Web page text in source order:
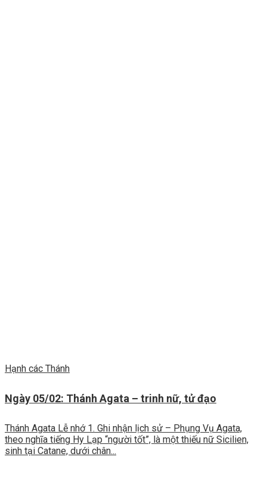
Hạnh các Thánh
Ngày 05/02: Thánh Agata – trinh nữ, tử đạo
Thánh Agata Lễ nhớ 1. Ghi nhận lịch sử – Phụng Vụ Agata,
theo nghĩa tiếng Hy Lạp “người tốt”, là một thiếu nữ Sicilien,
sinh tại Catane, dưới chân...